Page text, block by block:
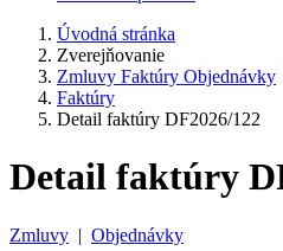
Úvodná stránka
Zverejňovanie
Zmluvy Faktúry Objednávky
Faktúry
Detail faktúry DF2026/122
Detail faktúry
Zmluvy | Objednávky